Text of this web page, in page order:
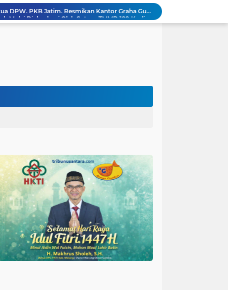
Sasaran RTLH Ke 5 Sudah Mulai Dieksekusi Oleh Satgas TMMD 129 Kodim 0904/Paser
Luang Personel TMMD 129 Pada Sore Hari
Satgas TMMD 129 Kodim 0904/Paser Pastikan Jembatan Aman Bagi Warga